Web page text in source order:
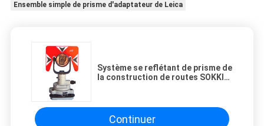
Ensemble simple de prisme d'adaptateur de Leica
Système se reflétant de prisme de
la construction de routes SOKKIA
Continuer